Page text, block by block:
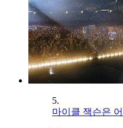
5.
마이클 잭슨은